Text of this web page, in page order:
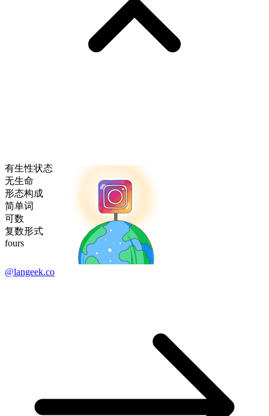
有生性状态
无生命
形态构成
简单词
可数
复数形式
fours
@langeek.co